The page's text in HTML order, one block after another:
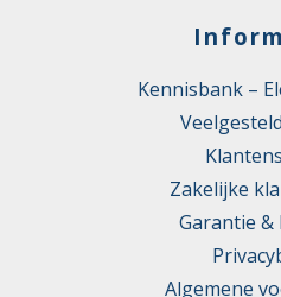
Kennisbank –
Zakelijke
Garantie &
Algemene